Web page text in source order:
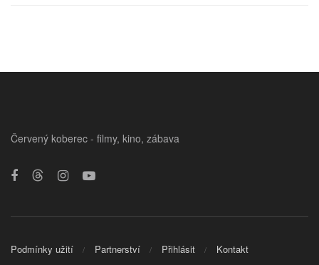
Červený koberec - filmy, kino, zábava
Podmínky užití Partnerství Přihlásit Kontakt